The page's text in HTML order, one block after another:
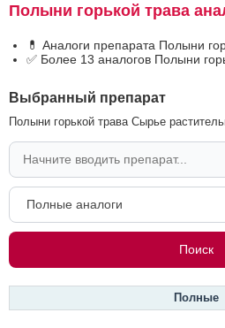
Полыни горькой трава
💊 Аналоги препарата Полыни
✅ Более 13 аналогов Полыни
Выбранный препарат
Полыни горькой трава Сырье
Полные